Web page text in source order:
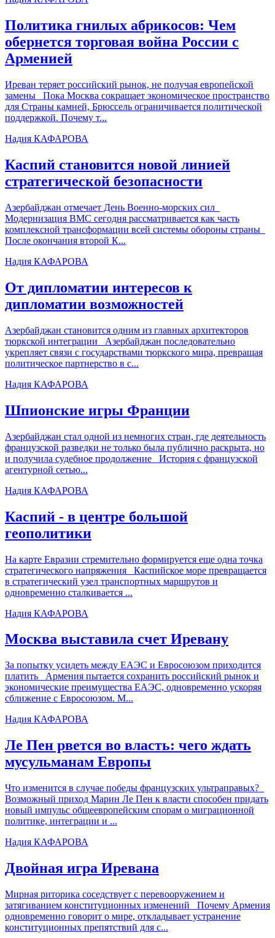
Политика гнилых абрикосов: Чем
обернется торговая война России с
Арменией
Иреван теряет российский рынок, не получая европейской
замены Пока Москва сокращает экономическое пространство
для Страны камней, Брюссель ограничивается политической
поддержкой. Почему т...
Надия КАФАРОВА
Каспий становится новой линией
стратегической безопасности
Азербайджан отмечает День Военно-морских сил
Модернизация ВМС сегодня рассматривается как часть
комплексной трансформации всей системы обороны страны
После окончания второй К...
Надия КАФАРОВА
От дипломатии интересов к
дипломатии возможностей
Азербайджан становится одним из главных архитекторов
тюркской интеграции Азербайджан последовательно
укрепляет связи с государствами тюркского мира, превращая
политическое партнерство в с...
Надия КАФАРОВА
Шпионские игры Франции
Азербайджан стал одной из немногих стран, где деятельность
французской разведки не только была публично раскрыта, но
и получила судебное продолжение История с французской
агентурной сетью...
Надия КАФАРОВА
Каспий - в центре большой
геополитики
На карте Евразии стремительно формируется еще одна точка
стратегического напряжения Каспийское море превращается
в стратегический узел транспортных маршрутов и
одновременно сталкивается ...
Надия КАФАРОВА
Москва выставила счет Иревану
За попытку усидеть между ЕАЭС и Евросоюзом приходится
платить Армения пытается сохранить российский рынок и
экономические преимущества ЕАЭС, одновременно ускоряя
сближение с Евросоюзом. М...
Надия КАФАРОВА
Ле Пен рвется во власть: чего ждать
мусульманам Европы
Что изменится в случае победы французских ультраправых?
Возможный приход Марин Ле Пен к власти способен придать
новый импульс общеевропейским спорам о миграционной
политике, интеграции и ...
Надия КАФАРОВА
Двойная игра Иревана
Мирная риторика соседствует с перевооружением и
затягиванием конституционных изменений Почему Армения
одновременно говорит о мире, откладывает устранение
конституционных препятствий для с...